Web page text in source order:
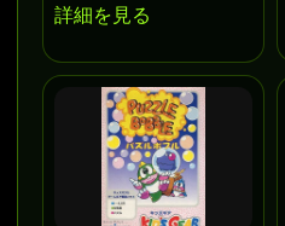
詳細を見る